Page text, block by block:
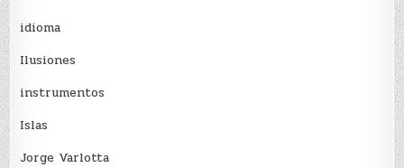
idioma
Ilusiones
instrumentos
Islas
Jorge Varlotta